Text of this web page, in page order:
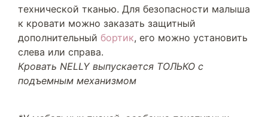
технической тканью. Для безопасности малыша
к кровати можно заказать защитный
дополнительный бортик, его можно установить
слева или справа.
Кровать NELLY выпускается ТОЛЬКО с
подъемным механизмом